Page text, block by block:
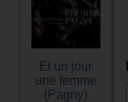
Et un jour
une femme
(Pagny)